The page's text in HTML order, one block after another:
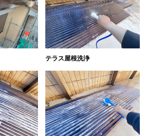
テラス屋根洗浄